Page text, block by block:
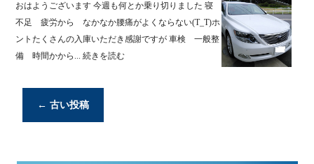
おはようございます 今週も何とか乗り切りました 寝
不足 疲労から なかなか腰痛がよくならない(T_T)ホ
ントたくさんの入庫いただき感謝ですが 車検 一般整
備 時間かから...続きを読む
← 古い投稿